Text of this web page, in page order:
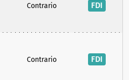
Contrario FDI
Contrario FDI